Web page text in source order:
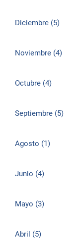
Diciembre (5)
Noviembre (4)
Octubre (4)
Septiembre (5)
Agosto (1)
Junio (4)
Mayo (3)
Abril (5)